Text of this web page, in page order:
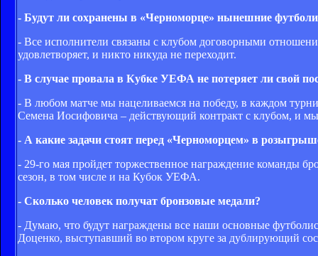
- Будут ли сохранены в «Черноморце» нынешние
- Все исполнители связаны с клубом договорными
удовлетворяет, и никто никуда не переходит.
- В случае провала в Кубке УЕФА не потеряет ли свой
- В любом матче мы нацеливаемся на победу, в каждом
Семена Иосифовича – действующий контракт с клубом, и
- А какие задачи стоят перед «Черноморцем» в
- 29-го мая пройдет торжественное награждение команды
сезон, в том числе и на Кубок УЕФА.
- Сколько человек получат бронзовые медали?
- Думаю, что будут награждены все наши основные
Доценко, выступавший во втором круге за дублирующий